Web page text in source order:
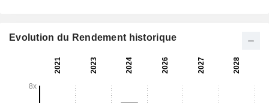
Evolution du Rendement historique